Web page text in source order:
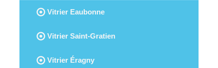
Vitrier Eaubonne
Vitrier Saint-Gratien
Vitrier Éragny